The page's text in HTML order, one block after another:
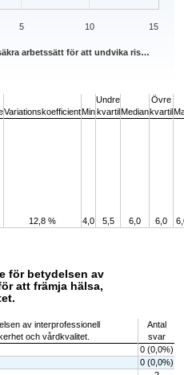
arbetssätt för att undvika ris…
10
5 15
VariationskoefficientMin
Undre
kvartilMedian
Övre
kvartil
12,8 % 4,0 5,5 6,0 6,0
för betydelsen av
att främja hälsa,
av interprofessionell
och vårdkvalitet.
Antal
svar
0 (0,0%)
0 (0,0%)